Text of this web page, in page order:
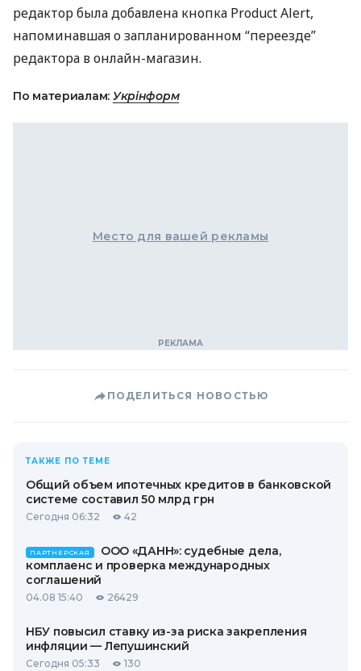
редактор была добавлена ​​кнопка Product Alert,
напоминавшая о запланированном “переезде”
редактора в онлайн-магазин.
По материалам: Укрінформ
Место для вашей рекламы
ПОДЕЛИТЬСЯ НОВОСТЬЮ
ТАКЖЕ ПО ТЕМЕ
Общий объем ипотечных кредитов в банковской
системе составил 50 млрд грн
Сегодня 06:32 42
ПАРТНЕРСКАЯ
ООО «ДАНН»: судебные дела,
комплаенс и проверка международных
соглашений
04.08 15:40 26429
НБУ повысил ставку из-за риска закрепления
инфляции — Лепушинский
Сегодня 05:33 130